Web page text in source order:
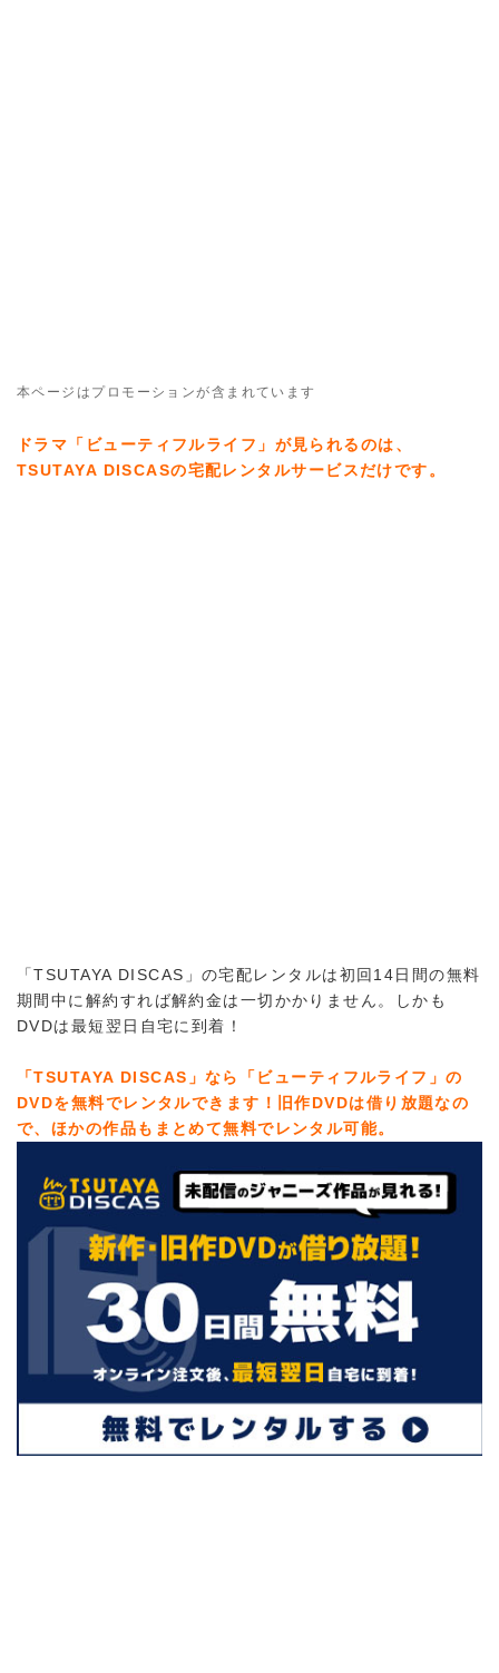
本ページはプロモーションが含まれています
ドラマ「ビューティフルライフ」が見られるのは、
TSUTAYA DISCASの宅配レンタルサービスだけです。
「TSUTAYA DISCAS」の宅配レンタルは初回14日間の無料
期間中に解約すれば解約金は一切かかりません。しかも
DVDは最短翌日自宅に到着！
「TSUTAYA DISCAS」なら「ビューティフルライフ」の
DVDを無料でレンタルできます！旧作DVDは借り放題なの
で、ほかの作品もまとめて無料でレンタル可能。